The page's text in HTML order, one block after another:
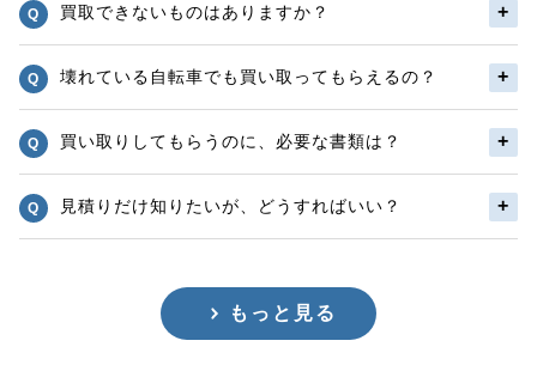
買取できないものはありますか？
壊れている自転車でも買い取ってもらえるの？
買い取りしてもらうのに、必要な書類は？
見積りだけ知りたいが、どうすればいい？
もっと見る